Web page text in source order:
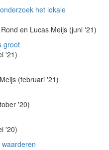
het lokale
en Lucas Meijs (juni '21)
groot
'21)
(februari '21)
'20)
'20)